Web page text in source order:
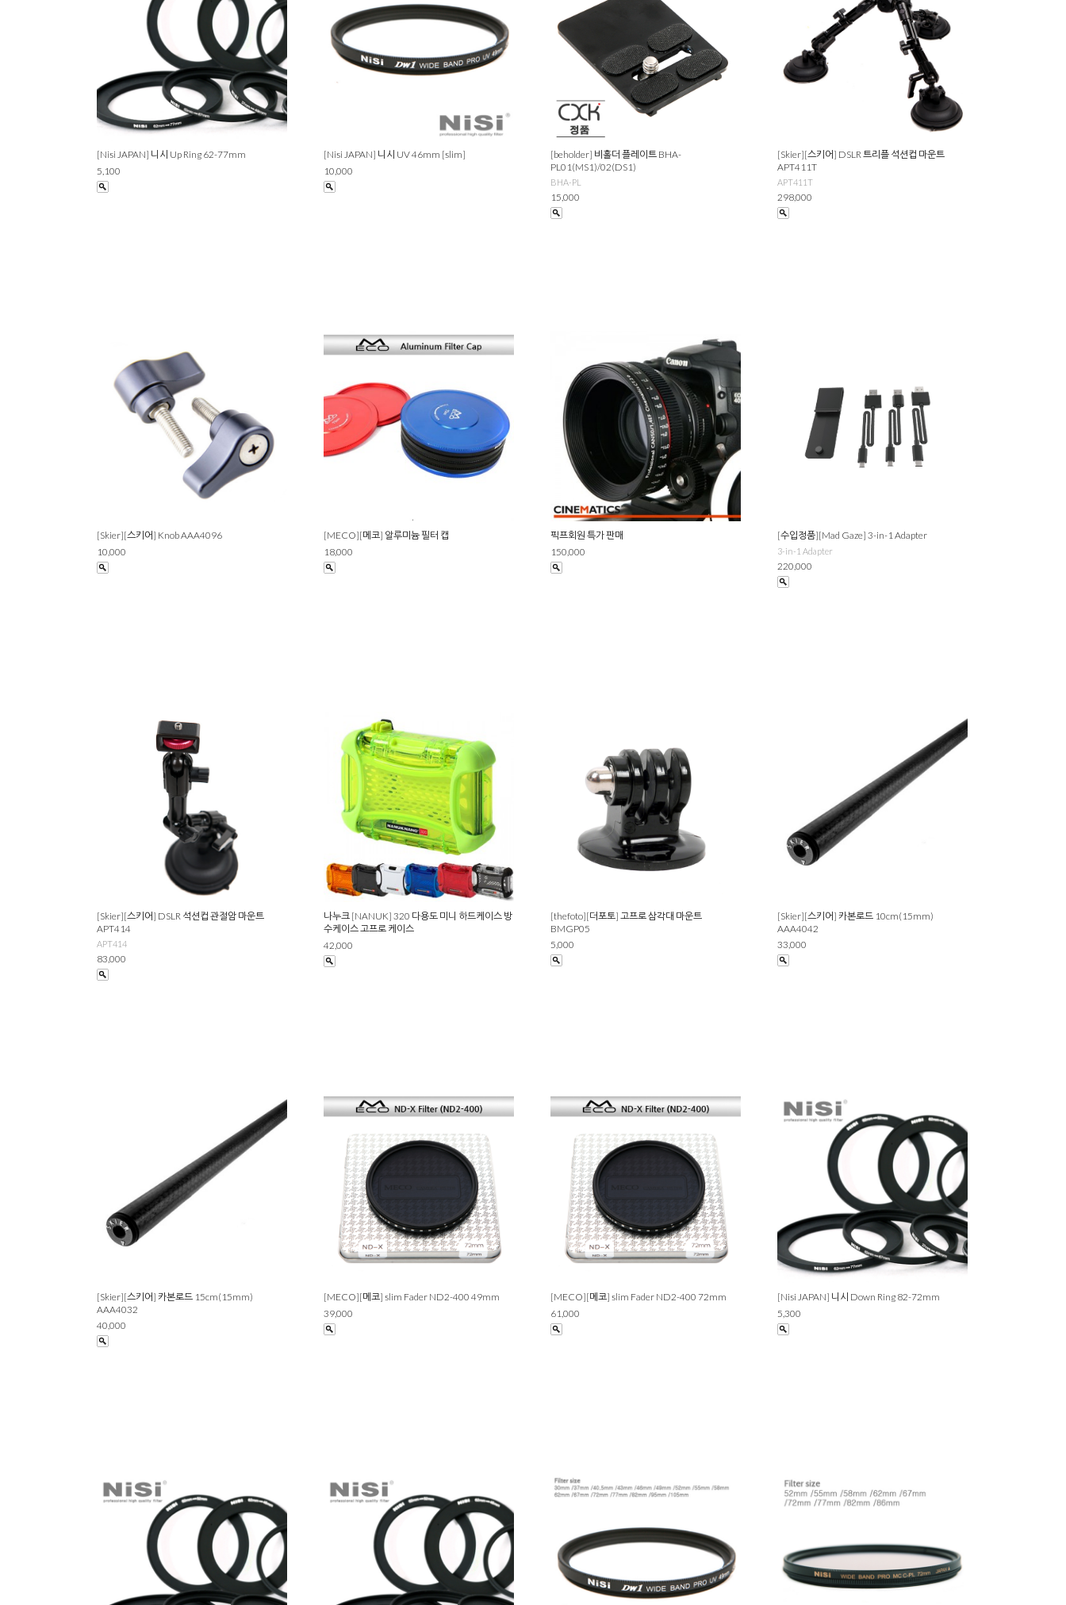
[Nisi JAPAN] 니시 Up Ring 62-77mm
5,100
[Nisi JAPAN] 니시 UV 46mm [slim]
10,000
[beholder] 비홀더 플레이트 BHA-
PL01(MS1)/02(DS1)
BHA-PL
15,000
[Skier][스키어] DSLR 트리플 석션컵 마운트
APT411T
APT411T
298,000
[Skier][스키어] Knob AAA4096
10,000
[MECO][메코] 알루미늄 필터 캡
18,000
픽프회원 특가 판매
150,000
[수입정품][Mad Gaze] 3-in-1 Adapter
3-in-1 Adapter
220,000
[Skier][스키어] DSLR 석션컵 관절암 마운트
APT414
APT414
83,000
나누크 [NANUK] 320 다용도 미니 하드케이스 방
수케이스 고프로 케이스
42,000
[thefoto][더포토] 고프로 삼각대 마운트
BMGP05
5,000
[Skier][스키어] 카본로드 10cm(15mm)
AAA4042
33,000
[Skier][스키어] 카본로드 15cm(15mm)
AAA4032
40,000
[MECO][메코] slim Fader ND2-400 49mm
39,000
[MECO][메코] slim Fader ND2-400 72mm
61,000
[Nisi JAPAN] 니시 Down Ring 82-72mm
5,300